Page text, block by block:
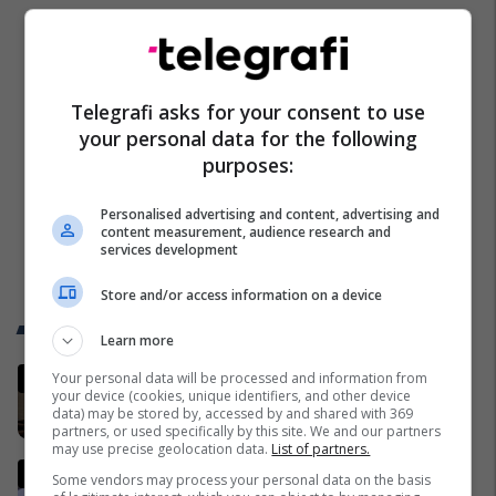
Trend Telegrafi
Shpend Ahmeti dënohet me 2 vite
burgim dhe 5 mijë euro gjobë
Drejtësi
Përplasje në studio, panelisti
Telegrafi asks for your consent to use
your personal data for the following
purposes:
Personalised advertising and content, advertising and
content measurement, audience research and
services development
Store and/or access information on a device
Learn more
Your personal data will be processed and information from
your device (cookies, unique identifiers, and other device
data) may be stored by, accessed by and shared with 369
partners, or used specifically by this site. We and our partners
may use precise geolocation data. List of partners.
Some vendors may process your personal data on the basis